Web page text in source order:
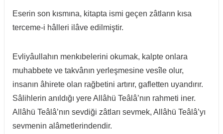
Eserin son kısmına, kitapta ismi geçen zâtların kısa
terceme-i hâlleri ilâve edilmiştir.
Evliyâullahın menkıbelerini okumak, kalpte onlara
muhabbete ve takvânın yerleşmesine vesîle olur,
insanın âhirete olan rağbetini artırır, gafletten uyandırır.
Sâlihlerin anıldığı yere Allâhü Teâlâ’nın rahmeti iner.
Allâhü Teâlâ’nın sevdiği zâtları sevmek, Allâhü Teâlâ’yı
sevmenin alâmetlerindendir.